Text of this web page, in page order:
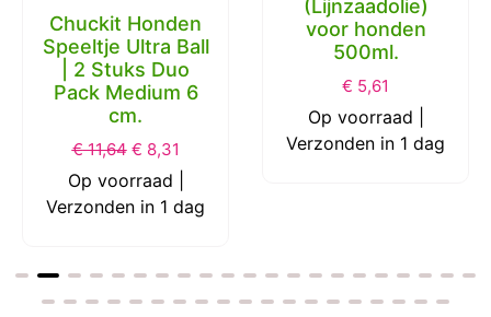
Chuckit Honden
Speeltje Ultra Ball
| 2 Stuks Duo
Pack Medium 6
cm.
€11,64 € 8,31
Op voorraad |
Verzonden in 1 dag
(Lijnzaadolie)
voor honden
500ml.
€ 5,61
Op voorraad |
Verzonden in 1 dag